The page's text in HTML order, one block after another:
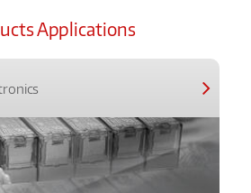
Applications